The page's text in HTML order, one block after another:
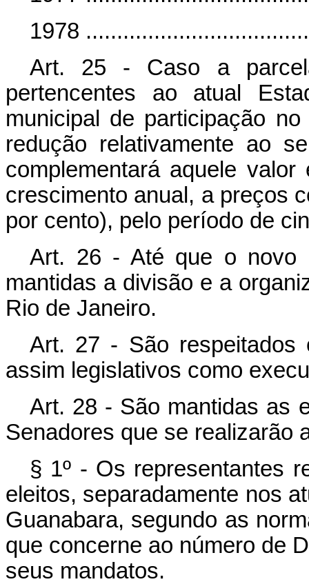
1978
Art. 25 - Caso a
pertencentes ao atual
municipal de participação
redução relativamente ao
complementará aquele
crescimento anual, a preços
por cento), pelo período de
Art. 26 - Até que o novo
mantidas a divisão e a
Rio de Janeiro.
Art. 27 - São respeitados
assim legislativos como
Art. 28 - São mantidas as
Senadores que se realizarão
§ 1º - Os representantes
eleitos, separadamente nos
Guanabara, segundo as
que concerne ao número de
seus mandatos.